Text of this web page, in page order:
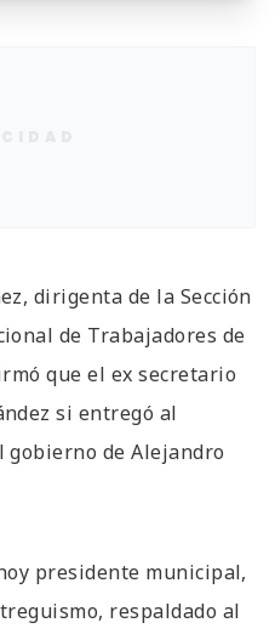
dirigenta de la Sección
de Trabajadores de
que el ex secretario
si entregó al
de Alejandro
presidente municipal,
respaldado al